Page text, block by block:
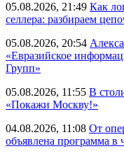
05.08.2026, 21:49 Как
селлера: разбираем
05.08.2026, 20:54
«Евразийское
Групп»
05.08.2026, 11:55 В
«Покажи Москву!»
04.08.2026, 11:08 От
объявлена программа